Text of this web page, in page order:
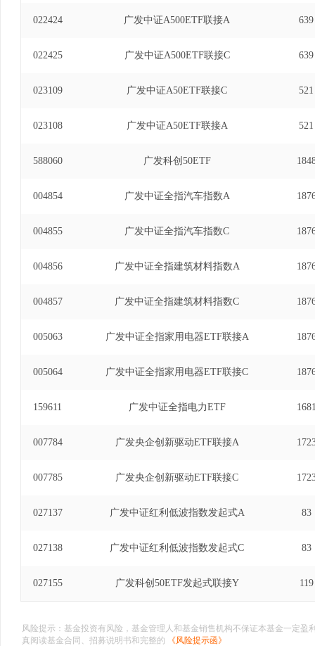
022424 广发中证A500ETF联接A 639
022425 广发中证A500ETF联接C 639
023109 广发中证A50ETF联接C 521
023108 广发中证A50ETF联接A 521
588060 广发科创50ETF
004854 广发中证全指汽车指数A
004855 广发中证全指汽车指数C
004856 广发中证全指建筑材料指数A
004857 广发中证全指建筑材料指数C
005063 广发中证全指家用电器ETF联接A
005064 广发中证全指家用电器ETF联接C
159611 广发中证全指电力ETF
007784 广发央企创新驱动ETF联接A
007785 广发央企创新驱动ETF联接C
027137 广发中证红利低波指数发起式A 83
027138 广发中证红利低波指数发起式C 83
027155 广发科创50ETF发起式联接Y 119
风险提示：基金投资有风险，基金管理人和基金销售机构不保证本基金一定
真阅读基金合同、招募说明书和完整的
《风险提示函》